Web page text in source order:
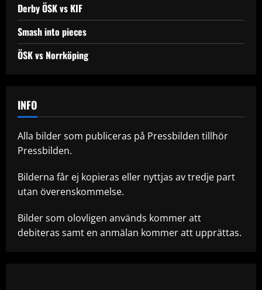
Derby ÖSK vs KIF
Smash into pieces
ÖSK vs Norrköping
INFO
Alla bilder som publiceras på Pressbilden tillhör
Pressbilden.
Bilderna får ej kopieras eller nyttjas av tredje part
utan överenskommelse.
Bilder som olovligen används kommer att
debiteras samt en anmälan kommer att upprättas.